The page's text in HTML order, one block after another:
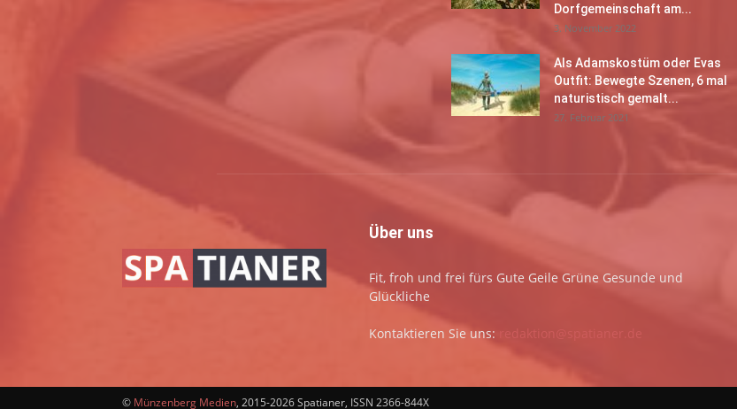
Dorfgemeinschaft am...
3. November 2022
Als Adamskostüm oder Evas
Outfit: Bewegte Szenen, 6 mal
naturistisch gemalt...
27. Februar 2021
Über uns
Fit, froh und frei fürs Gute Geile Grüne Gesunde und
Glückliche
Kontaktieren Sie uns: redaktion@spatianer.de
© Münzenberg Medien, 2015-2026 Spatianer, ISSN 2366-844X